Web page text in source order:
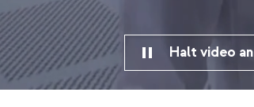
Halt video an